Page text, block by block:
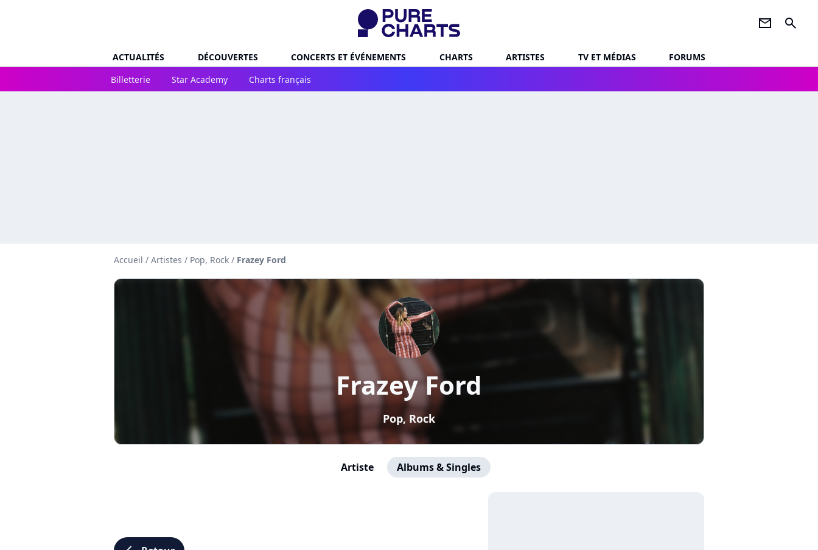
newsletter search
ACTUALITÉS DÉCOUVERTES CONCERTS ET ÉVÉNEMENTS CHARTS ARTISTES TV ET MÉDIAS
FORUMS
Billetterie
Star Academy Charts français
Accueil / Artistes / Pop, Rock / Frazey Ford
Frazey Ford
Pop, Rock
Artiste Albums & Singles